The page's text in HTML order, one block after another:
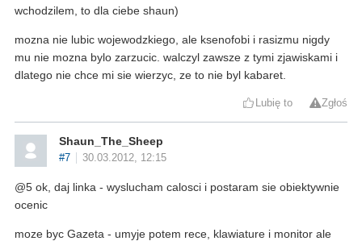
wchodzilem, to dla ciebe shaun)
mozna nie lubic wojewodzkiego, ale ksenofobi i rasizmu nigdy
mu nie mozna bylo zarzucic. walczyl zawsze z tymi zjawiskami i
dlatego nie chce mi sie wierzyc, ze to nie byl kabaret.
Lubię to Zgłoś
Shaun_The_Sheep
#7 30.03.2012, 12:15
@5 ok, daj linka - wyslucham calosci i postaram sie obiektywnie
ocenic
moze byc Gazeta - umyje potem rece, klawiature i monitor ale